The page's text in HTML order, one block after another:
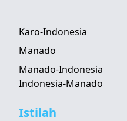
Karo-Indonesia
Manado
Manado-Indonesia
Indonesia-Manado
Istilah